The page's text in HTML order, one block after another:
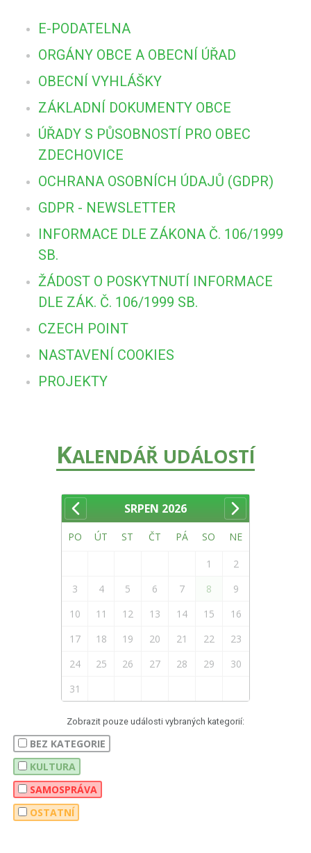
E-PODATELNA
ORGÁNY OBCE A OBECNÍ ÚŘAD
OBECNÍ VYHLÁŠKY
ZÁKLADNÍ DOKUMENTY OBCE
ÚŘADY S PŮSOBNOSTÍ PRO OBEC
ZDECHOVICE
OCHRANA OSOBNÍCH ÚDAJŮ (GDPR)
GDPR - NEWSLETTER
INFORMACE DLE ZÁKONA Č. 106/1999
SB.
ŽÁDOST O POSKYTNUTÍ INFORMACE
DLE ZÁK. Č. 106/1999 SB.
CZECH POINT
NASTAVENÍ COOKIES
PROJEKTY
KALENDÁŘ UDÁLOSTÍ
SRPEN 2026
PO ÚT ST ČT PÁ SO NE
1
2
3
4 5 6 7 8
9
10
11 12 13 14 15
16
17
18 19 20 21 22
23
24
25 26 27 28 29
30
31
Zobrazit pouze události vybraných kategorií:
BEZ KATEGORIE
KULTURA
SAMOSPRÁVA
OSTATNÍ